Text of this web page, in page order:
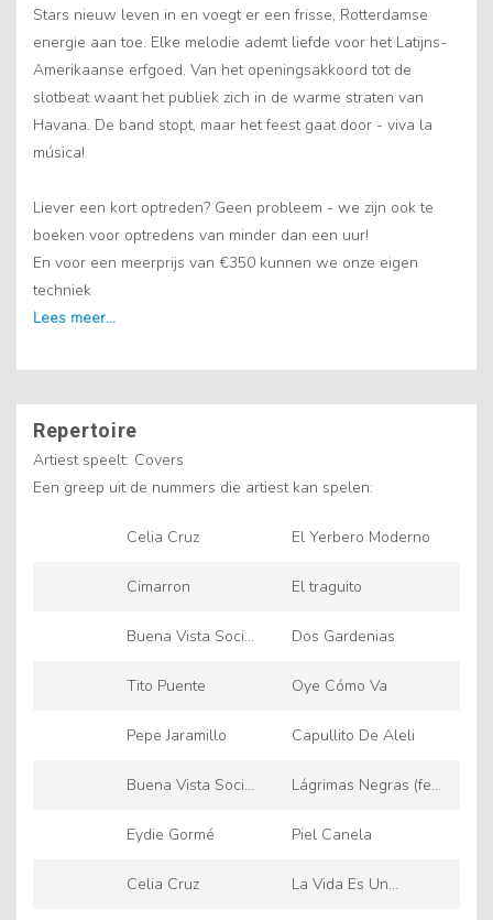
Stars nieuw leven in en voegt er een frisse, Rotterdamse
energie aan toe. Elke melodie ademt liefde voor het Latijns-
Amerikaanse erfgoed. Van het openingsakkoord tot de
slotbeat waant het publiek zich in de warme straten van
Havana. De band stopt, maar het feest gaat door - viva la
música!
Liever een kort optreden? Geen probleem - we zijn ook te
boeken voor optredens van minder dan een uur!
En voor een meerprijs van €350 kunnen we onze eigen
techniek
Repertoire
Artiest speelt: Covers
Een greep uit de nummers die artiest kan spelen:
Celia Cruz El Yerbero Moderno
Cimarron El traguito
Buena Vista Social
Dos Gardenias
Tito Puente Oye Cómo Va
Pepe Jaramillo Capullito De Aleli
Buena Vista Social
Lágrimas Negras (feat.
Eydie Gormé
Piel Canela
Celia Cruz
La Vida Es Un